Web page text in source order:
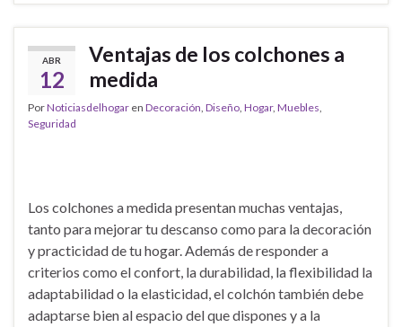
ABR
12
Ventajas de los colchones a
medida
PorNoticiasdelhogar en Decoración, Diseño, Hogar, Muebles,
Seguridad
Los colchones a medida presentan muchas ventajas,
tanto para mejorar tu descanso como para la decoración
y practicidad de tu hogar. Además de responder a
criterios como el confort, la durabilidad, la flexibilidad la
adaptabilidad o la elasticidad, el colchón también debe
adaptarse bien al espacio del que dispones y a la